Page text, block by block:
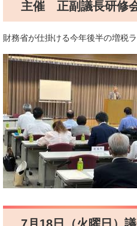
主催 正副議長研修
財務省が仕掛ける今年後半の増税